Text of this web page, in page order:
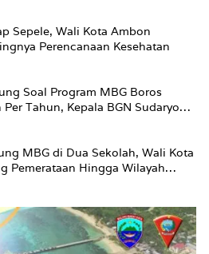
Sepele, Wali Kota Ambon
Perencanaan Kesehatan
Soal Program MBG Boros
Tahun, Kepala BGN Sudaryono
MBG di Dua Sekolah, Wali Kota
Pemerataan Hingga Wilayah